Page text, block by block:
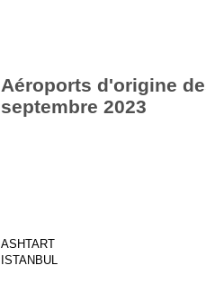
Aéroports d'origine
septembre 2023
ASHTART
ISTANBUL